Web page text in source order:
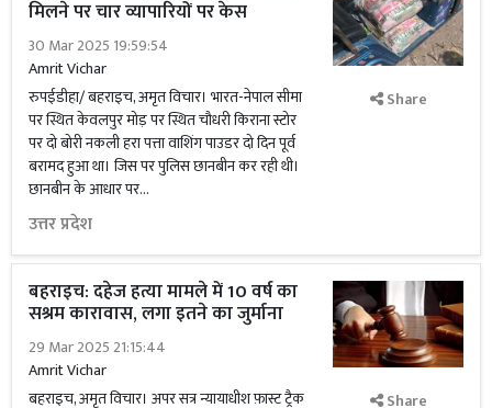
मिलने पर चार व्यापारियों पर केस
30 Mar 2025 19:59:54
Amrit Vichar
रुपईडीहा/ बहराइच, अमृत विचार। भारत-नेपाल सीमा
पर स्थित केवलपुर मोड़ पर स्थित चौधरी किराना स्टोर
पर दो बोरी नकली हरा पत्ता वाशिंग पाउडर दो दिन पूर्व
बरामद हुआ था। जिस पर पुलिस छानबीन कर रही थी।
छानबीन के आधार पर...
उत्तर प्रदेश
Share
बहराइच: दहेज हत्या मामले में 10 वर्ष का
सश्रम कारावास, लगा इतने का जुर्माना
29 Mar 2025 21:15:44
Amrit Vichar
बहराइच, अमृत विचार। अपर सत्र न्यायाधीश फ़ास्ट ट्रैक
Share